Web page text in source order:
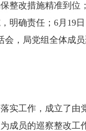
整改措施精准到位
明确责任；6月19
，局党组全体成
工作，成立了由
成员的巡察整改